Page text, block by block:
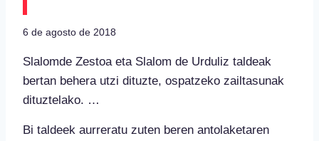
6 de agosto de 2018
Slalomde Zestoa eta Slalom de Urduliz taldeak
bertan behera utzi dituzte, ospatzeko zailtasunak
dituztelako. …
Bi taldeek aurreratu zuten beren antolaketaren